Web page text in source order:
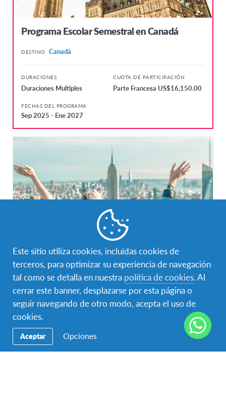
Programa Escolar Semestral en Canadá
DESTINO Canadá
DURACIONES
Duraciones Multiples
CUOTA DE PARTICIPACIÓN
Parte Francesa US$16,150.00
FECHAS DEL PROGRAMA
Sep 2025 - Ene 2027
Boarding School en Estados Unidos
Estados Unidos
DURACIONES
10 meses
CUOTA DE PARTICIPACIÓN
FECHAS DEL PROGRAMA
Ago 2026 - Jun 2027
Este sitio utiliza cookies, incluidas cookies de
terceros, para optimizar su experiencia de navegación
tal como se detalla en nuestra política de cookies. Al
cerrar este banner, desplazarse por esta página o
seguir navegando de otro modo, acepta el uso de
cookies.
Aceptar Opciones